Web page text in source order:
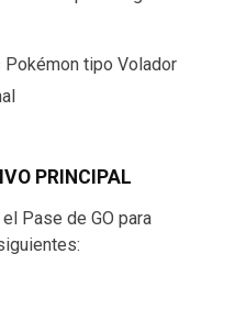
Pokémon tipo Volador
PRINCIPAL
Pase de GO para